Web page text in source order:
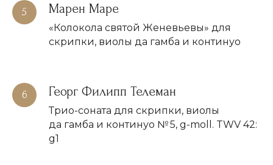
Марен Маре
«Колокола святой Женевьевы» для
скрипки, виолы да гамба и континуо
Георг Филипп Телеман
Трио-соната для скрипки, виолы
да гамба и континуо № 5, g-moll. TWV 42:
g1
О проекте
© 2026 Все права защищены
Политика конфиденциальности
Афиша
Концерты в